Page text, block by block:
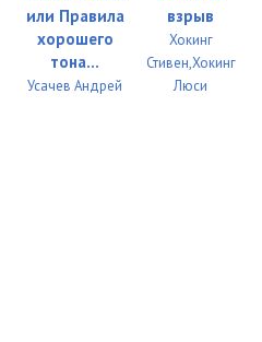
или Правила
хорошего
тона...
Усачев Андрей
взрыв
Хокинг
Стивен,Хокинг
Люси